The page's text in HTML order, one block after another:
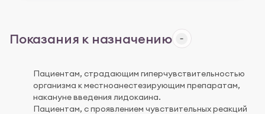
Показания к назначению
Пациентам, страдающим гиперчувствительностью
организма к местноанестезирующим препаратам,
накануне введения лидокаина.
Пациентам, с проявлением чувствительных реакций